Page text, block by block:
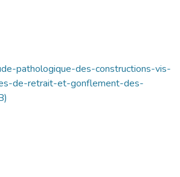
pathologique-des-constructions-vis-
de-retrait-et-gonflement-des-